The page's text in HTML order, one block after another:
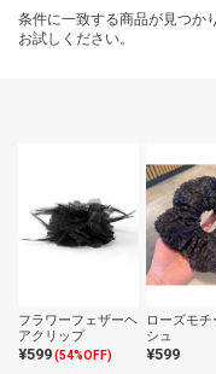
条件に一致する商品が見つか
お試しください。
フラワーフェザーヘ
アクリップ
¥599(54%OFF)
ローズモチ
シュ
¥599